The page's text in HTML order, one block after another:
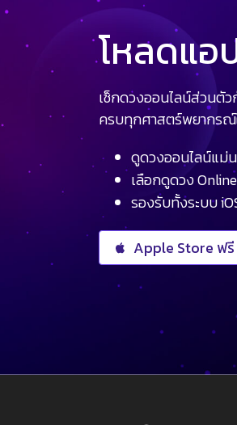
โหลดแอ
เช็กดวงออนไลน์ส่วนตั
ครบทุกศาสตร์พยากรณ์
ดูดวงออนไลน์แม่
เลือกดูดวง
รองรับทั้งระบบ
Apple Store ฟรี